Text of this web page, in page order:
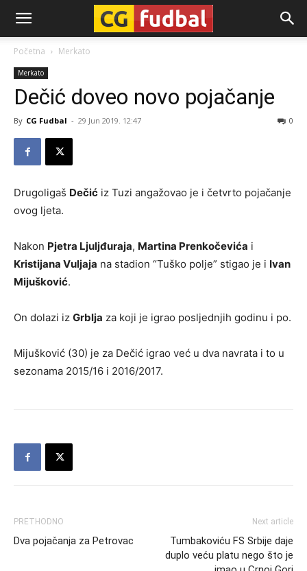
CG-
Fudbal
Početna Merkato
Merkato
Dečić doveo novo pojačanje
By CG Fudbal - 29 Jun 2019. 12:47 0
Drugoligaš Dečić iz Tuzi angažovao je i četvrto pojačanje
ovog ljeta.
Nakon Pjetra Ljuljđuraja, Martina Prenkočevića i
Kristijana Vuljaja na stadion “Tuško polje” stigao je i Ivan
Mijušković.
On dolazi iz Grblja za koji je igrao posljednjih godinu i po.
Mijušković (30) je za Dečić igrao već u dva navrata i to u
sezonama 2015/16 i 2016/2017.
PRETHODNO
Dva pojačanja za Petrovac
Next article
Tumbakoviću FS Srbije daje
duplo veću platu nego što je